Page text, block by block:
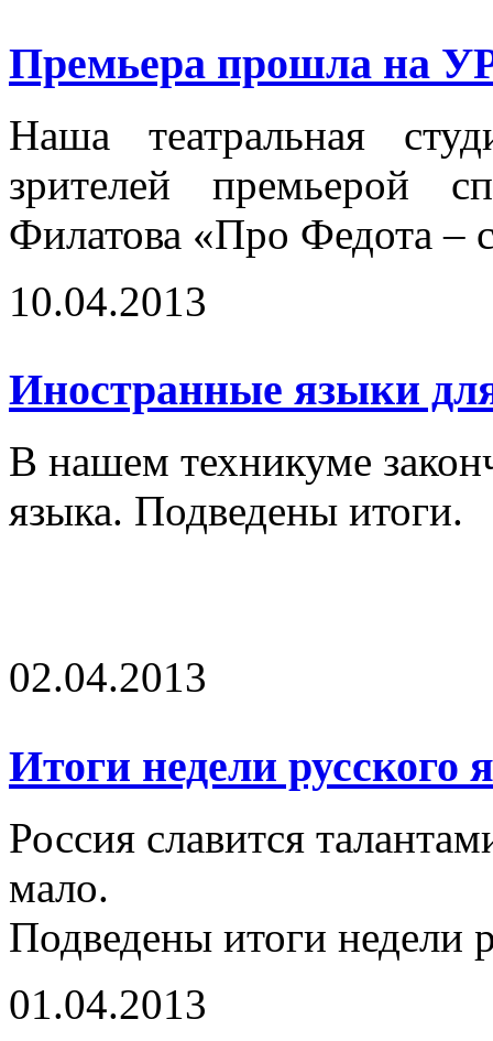
Премьера прошла на
Наша театральная
зрителей премьерой
Филатова «Про Федота –
10.04.2013
Иностранные языки
В нашем техникуме
языка. Подведены итоги.
02.04.2013
Итоги недели русского
Россия славится
мало.
Подведены итоги недели
01.04.2013